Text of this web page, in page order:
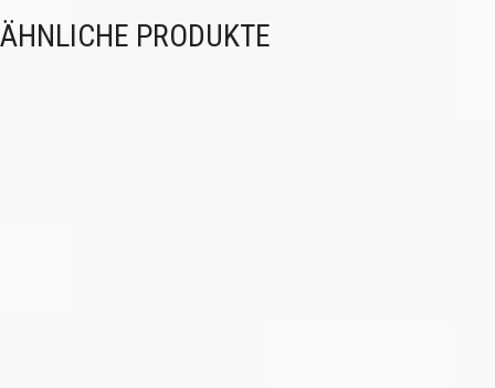
ÄHNLICHE PRODUKTE